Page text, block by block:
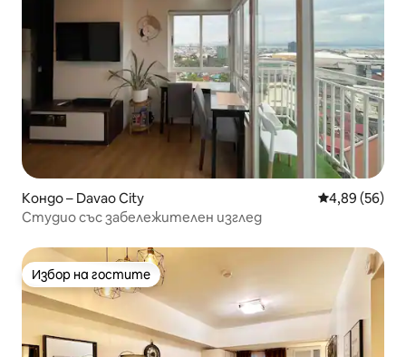
Кондо – Davao City Средна
4,89 (56)
Студио със забележителен изглед
Избор на гостите
Избор на гостите